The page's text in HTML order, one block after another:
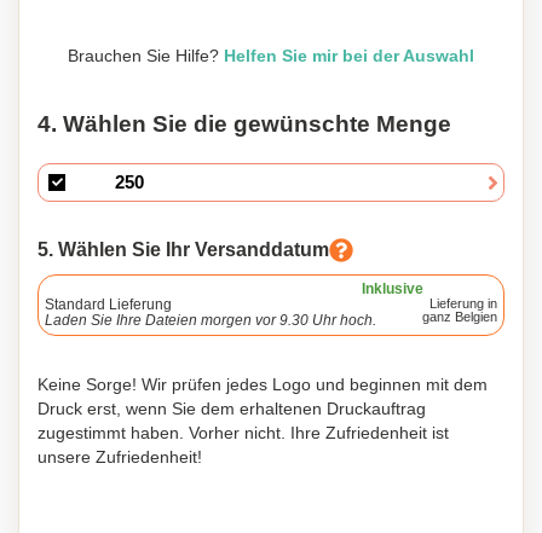
Brauchen Sie Hilfe? Helfen Sie mir bei der Auswahl
4. Wählen Sie die gewünschte Menge
5. Wählen Sie Ihr Versanddatum
Inklusive
Standard Lieferung
Laden Sie Ihre Dateien morgen vor 9.30 Uhr hoch.
Lieferung in
ganz Belgien
Keine Sorge! Wir prüfen jedes Logo und beginnen mit dem
Druck erst, wenn Sie dem erhaltenen Druckauftrag
zugestimmt haben. Vorher nicht. Ihre Zufriedenheit ist
unsere Zufriedenheit!